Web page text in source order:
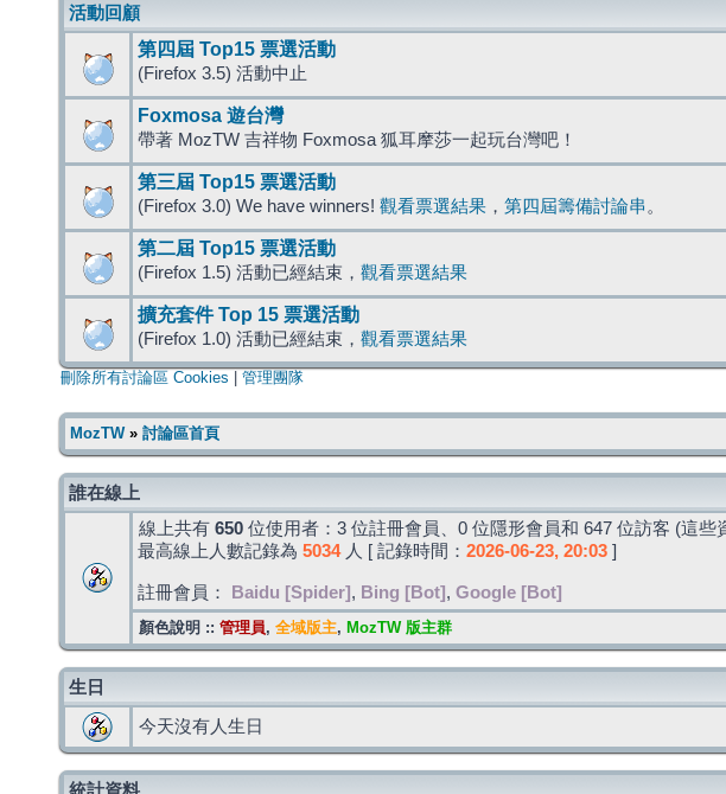
活動回顧
第四屆 Top15 票選活動
(Firefox 3.5) 活動中止
Foxmosa 遊台灣
帶著 MozTW 吉祥物 Foxmosa 狐耳摩莎一起玩台灣吧！
第三屆 Top15 票選活動
(Firefox 3.0) We have winners! 觀看票選結果 ， 第四屆籌備討論串 。
第二屆 Top15 票選活動
(Firefox 1.5) 活動已經結束， 觀看票選結果
擴充套件 Top 15 票選活動
(Firefox 1.0) 活動已經結束， 觀看票選結果
刪除所有討論區 Cookies 管理團隊
MozTW» 討論區首頁
誰在線上
線上共有 650 位使用者：3 位註冊會員、0 位隱形會員和 647 位訪客 (這
最高線上人數記錄為 5034人 [ 記錄時間： 2026-06-23, 20:03 ]
註冊會員： Baidu [Spider] , Bing [Bot] , Google [Bot]
顏色說明 :: 管理員, 全域版主, MozTW 版主群
生日
今天沒有人生日